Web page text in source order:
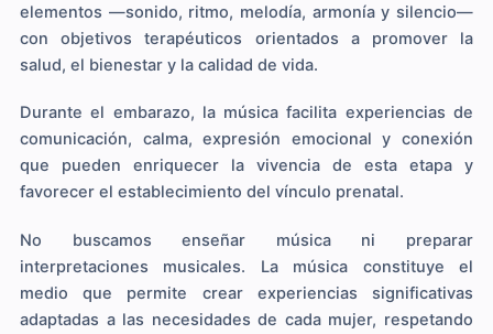
elementos —sonido, ritmo, melodía, armonía y silencio—
con objetivos terapéuticos orientados a promover la
salud, el bienestar y la calidad de vida.
Durante el embarazo, la música facilita experiencias de
comunicación, calma, expresión emocional y conexión
que pueden enriquecer la vivencia de esta etapa y
favorecer el establecimiento del vínculo prenatal.
No buscamos enseñar música ni preparar
interpretaciones musicales. La música constituye el
medio que permite crear experiencias significativas
adaptadas a las necesidades de cada mujer, respetando